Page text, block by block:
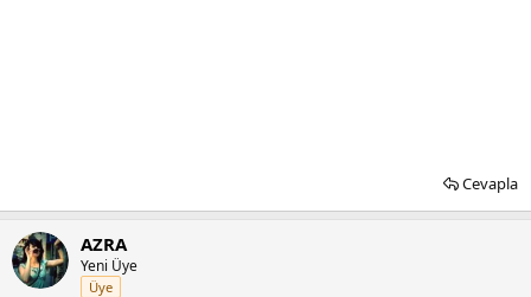
Cevapla
AZRA
Yeni Üye
Üye